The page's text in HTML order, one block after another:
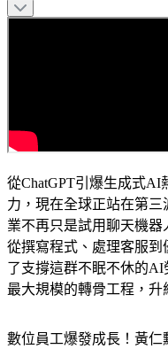
從ChatGPT引爆生成式
力，現在全球正站在第
業不再只是試用聊天機器
從撰寫程式、處理客服
了支撐這群不眠不休的
最大規模的轉骨工程，
數位員工爆發成長！黃